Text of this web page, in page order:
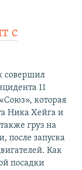
с
совершил
11
которая
Ника Хейга и
груз на
запуска
Как
посадки